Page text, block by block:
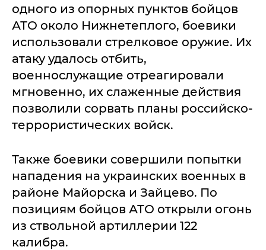
одного из опорных пунктов бойцов
АТО около Нижнетеплого, боевики
использовали стрелковое оружие. Их
атаку удалось отбить,
военнослужащие отреагировали
мгновенно, их слаженные действия
позволили сорвать планы российско-
террористических войск.
Также боевики совершили попытки
нападения на украинских военных в
районе Майорска и Зайцево. По
позициям бойцов АТО открыли огонь
из ствольной артиллерии 122
калибра.